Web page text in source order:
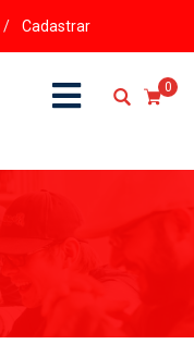
/ Cadastrar
0